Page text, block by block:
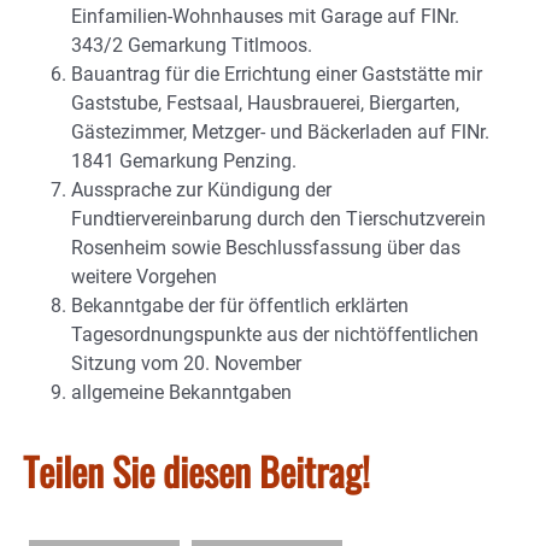
Einfamilien-Wohnhauses mit Garage auf FlNr.
343/2 Gemarkung Titlmoos.
Bauantrag für die Errichtung einer Gaststätte mir
Gaststube, Festsaal, Hausbrauerei, Biergarten,
Gästezimmer, Metzger- und Bäckerladen auf FlNr.
1841 Gemarkung Penzing.
Aussprache zur Kündigung der
Fundtiervereinbarung durch den Tierschutzverein
Rosenheim sowie Beschlussfassung über das
weitere Vorgehen
Bekanntgabe der für öffentlich erklärten
Tagesordnungspunkte aus der nichtöffentlichen
Sitzung vom 20. November
allgemeine Bekanntgaben
Teilen Sie diesen Beitrag!